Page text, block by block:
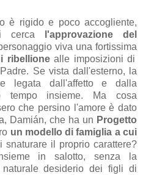
è rigido e poco accogliente,
cerca
l'approvazione del
viva una fortissima
ribellionealle imposizioni di
Se vista dall'esterno, la
legata dall'affetto e dalla
tempo insieme. Ma cosa
che persino l'amore è dato
Damián, che ha un Progetto
un modello di famiglia a cui
snaturare il proprio carattere?
in salotto, senza la
desiderio dei figli di